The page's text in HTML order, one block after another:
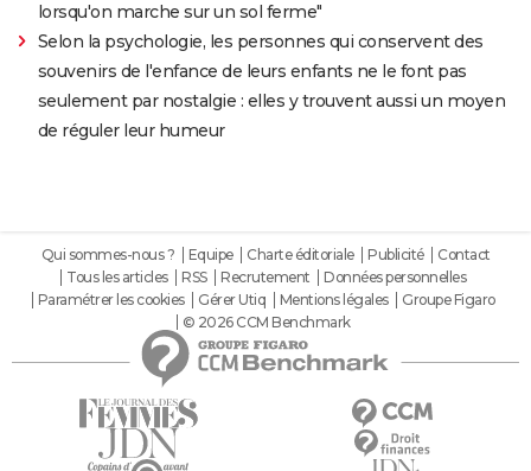
lorsqu'on marche sur un sol ferme"
Selon la psychologie, les personnes qui conservent des
souvenirs de l'enfance de leurs enfants ne le font pas
seulement par nostalgie : elles y trouvent aussi un moyen
de réguler leur humeur
Qui sommes-nous ? Equipe Charte éditoriale Publicité
Contact
Tous les articles
RSS Recrutement
Données personnelles
Paramétrer les cookies
Gérer Utiq Mentions légales
Groupe Figaro
© 2026 CCM Benchmark